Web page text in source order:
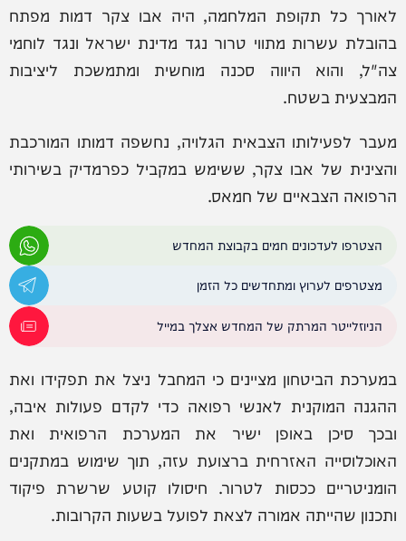
לאורך כל תקופת המלחמה, היה אבו צקר דמות מפתח
בהובלת עשרות מתווי טרור נגד מדינת ישראל ונגד לוחמי
צה"ל, והוא היווה סכנה מוחשית ומתמשכת ליציבות
המבצעית בשטח.
מעבר לפעילותו הצבאית הגלויה, נחשפה דמותו המורכבת
והצינית של אבו צקר, ששימש במקביל כפרמדיק בשירותי
הרפואה הצבאיים של חמאס.
הצטרפו לעדכונים חמים בקבוצת המחדש
מצטרפים לערוץ ומתחדשים כל הזמן
הניוזלייטר המרתק של המחדש אצלך במייל
במערכת הביטחון מציינים כי המחבל ניצל את תפקידו ואת
ההגנה המוקנית לאנשי רפואה כדי לקדם פעולות איבה,
ובכך סיכן באופן ישיר את המערכת הרפואית ואת
האוכלוסייה האזרחית ברצועת עזה, תוך שימוש במתקנים
הומניטריים ככסות לטרור. חיסולו קוטע שרשרת פיקוד
ותכנון שהייתה אמורה לצאת לפועל בשעות הקרובות.